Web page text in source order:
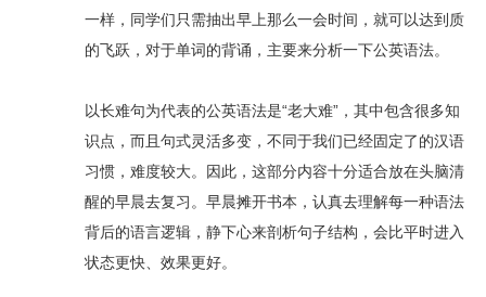
一样，同学们只需抽出早上那么一会时间，就可以达到质
的飞跃，对于单词的背诵，主要来分析一下公英语法。
以长难句为代表的公英语法是“老大难”，其中包含很多知
识点，而且句式灵活多变，不同于我们已经固定了的汉语
习惯，难度较大。因此，这部分内容十分适合放在头脑清
醒的早晨去复习。早晨摊开书本，认真去理解每一种语法
背后的语言逻辑，静下心来剖析句子结构，会比平时进入
状态更快、效果更好。